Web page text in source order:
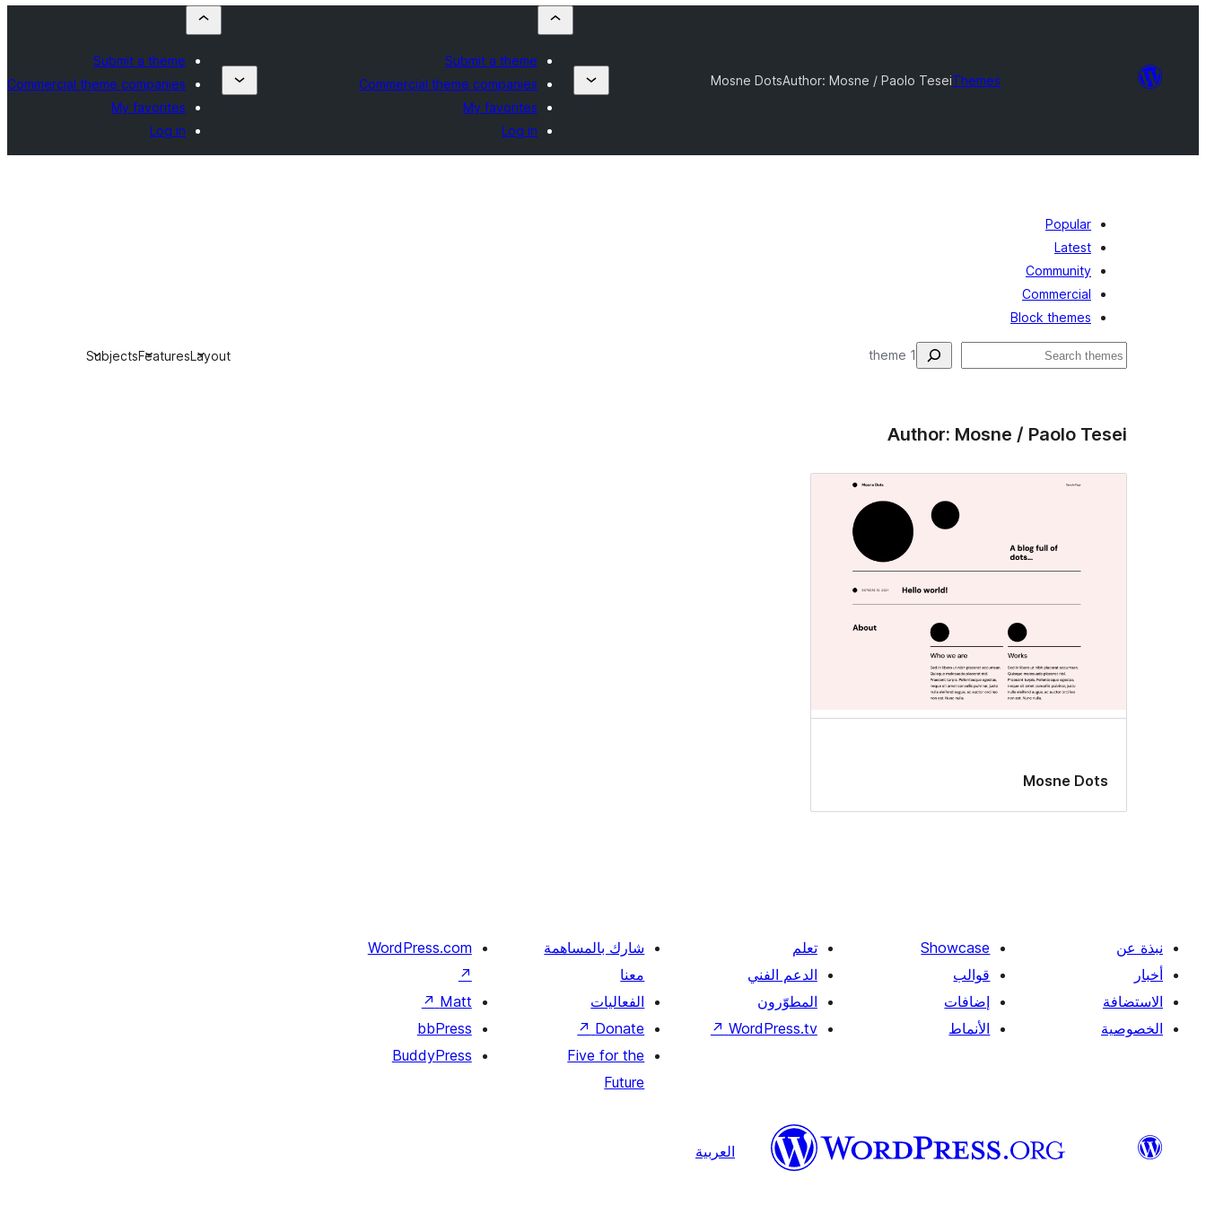
Themes
Author: Mosne / Paolo Tesei
Mosne Dots
Submit a theme
Commercial theme companies
My favorites
Log in
Submit a theme
Commercial theme companies
My favorites
Log in
Popular
Latest
Community
Commercial
Block themes
البحث 1 theme
Layout
Features
Subjects
Author: Mosne / Paolo Tesei
Mosne Dots
نبذة عن
أخبار
الاستضافة
الخصوصية
Showcase
قوالب
إضافات
الأنماط
تعلم
الدعم الفني
المطوّرون
WordPress.tv
↗
شارك بالمساهمة
معنا
الفعاليات
Donate
↗
Five for the
Future
WordPress.com
↗
Matt
↗
bbPress
BuddyPress
العربية